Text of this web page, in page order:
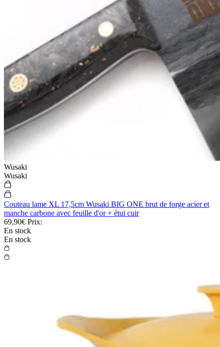
Wusaki
Wusaki
Couteau lame XL 17,5cm Wusaki BIG ONE brut de forge acier et
manche carbone avec feuille d'or + étui cuir
69,90€ Prix:
En stock
En stock